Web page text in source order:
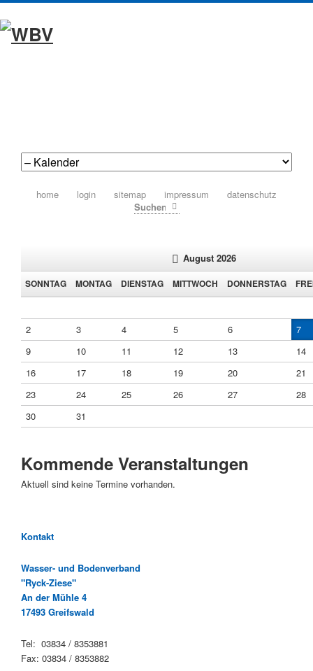
navigation
home login sitemap impressum datenschutz
August 2026
SONNTAG MONTAG DIENSTAG MITTWOCH DONNERSTAG FR
2 3 4 5 6
7
9
10 11 12 13
14
16
17 18 19 20
21
23
24 25 26 27
28
30
31
Kommende Veranstaltungen
Aktuell sind keine Termine vorhanden.
Kontakt
Wasser- und Bodenverband
"Ryck-Ziese"
An der Mühle 4
17493 Greifswald
Tel: 03834 / 8353881
Fax: 03834 / 8353882